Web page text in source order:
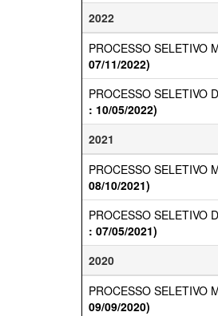
2022
PROCESSO SELETIVO
07/11/2022)
PROCESSO SELETIVO
: 10/05/2022)
2021
PROCESSO SELETIVO
08/10/2021)
PROCESSO SELETIVO
: 07/05/2021)
2020
PROCESSO SELETIVO
09/09/2020)